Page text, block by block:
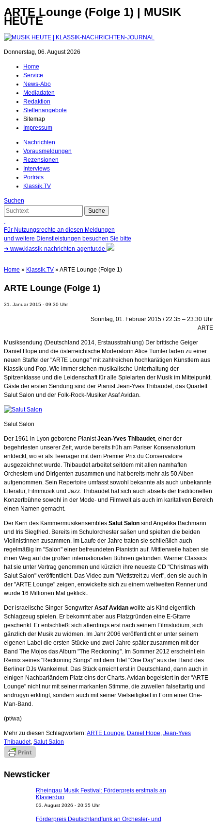
ARTE Lounge (Folge 1) | MUSIK
HEUTE
Donnerstag, 06. August 2026
Home
Service
News-Abo
Mediadaten
Redaktion
Stellenangebote
Sitemap
Impressum
Nachrichten
Vorausmeldungen
Rezensionen
Interviews
Porträts
Klassik.TV
Suchen
Für Nutzungsrechte an diesen Meldungen
und weitere Dienstleistungen besuchen Sie bitte
➜ www.klassik-nachrichten-agentur.de
Home » Klassik.TV » ARTE Lounge (Folge 1)
ARTE Lounge (Folge 1)
31. Januar 2015 - 09:30 Uhr
Sonntag, 01. Februar 2015 / 22:35 – 23:30 Uhr
ARTE
Musiksendung (Deutschland 2014, Erstausstrahlung) Der britische Geiger
Daniel Hope und die österreichische Moderatorin Alice Tumler laden zu einer
neuen Staffel der "ARTE Lounge" mit zahlreichen hochkarätigen Künstlern aus
Klassik und Pop. Wie immer stehen musikalische Unterhaltung der
Spitzenklasse und die Leidenschaft für alle Spielarten der Musik im Mittelpunkt.
Gäste der ersten Sendung sind der Pianist Jean-Yves Thibaudet, das Quartett
Salut Salon und der Folk-Rock-Musiker Asaf Avidan.
Salut Salon
Der 1961 in Lyon geborene PianistJean-Yves Thibaudet, einer der
begehrtesten unserer Zeit, wurde bereits früh am Pariser Konservatorium
entdeckt, wo er als Teenager mit dem Premier Prix du Conservatoire
ausgezeichnet wurde. Thibaudet arbeitet seitdem mit allen namhaften
Orchestern und Dirigenten zusammen und hat bereits mehr als 50 Alben
aufgenommen. Sein Repertoire umfasst sowohl bekannte als auch unbekannte
Literatur, Filmmusik und Jazz. Thibaudet hat sich auch abseits der traditionellen
Konzertbühne sowohl in der Mode- und Filmwelt als auch im karitativen Bereich
einen Namen gemacht.
Der Kern des Kammermusikensembles Salut Salon sind Angelika Bachmann
und Iris Siegfried. Bereits im Schulorchester saßen und spielten die beiden
Violinistinnen zusammen. Im Laufe der Jahre traten sie schließlich auch
regelmäßig im "Salon" einer befreundeten Pianistin auf. Mittlerweile haben sie
ihren Weg auf die großen internationalen Bühnen gefunden. Warner Classics
hat sie unter Vertrag genommen und kürzlich ihre neueste CD "Christmas with
Salut Salon" veröffentlicht. Das Video zum "Wettstreit zu viert", den sie auch in
der "ARTE Lounge" zeigen, entwickelte sich zu einem weltweiten Renner und
wurde 16 Millionen Mal geklickt.
Der israelische Singer-Songwriter Asaf Avidan wollte als Kind eigentlich
Schlagzeug spielen. Er bekommt aber aus Platzgründen eine E-Gitarre
geschenkt. Er entschließt sich allerdings erst nach seinem Filmstudium, sich
gänzlich der Musik zu widmen. Im Jahr 2006 veröffentlicht er unter seinem
eigenen Label die ersten Stücke und zwei Jahre später zusammen mit der
Band The Mojos das Album "The Reckoning". Im Sommer 2012 erscheint ein
Remix seines "Reckoning Songs" mit dem Titel "One Day" aus der Hand des
Berliner DJs Wankelmut. Das Stück erreicht erst in Deutschland, dann auch in
einigen Nachbarländern Platz eins der Charts. Avidan begeistert in der "ARTE
Lounge" nicht nur mit seiner markanten Stimme, die zuweilen falsettartig und
androgyn erklingt, sondern auch mit seiner Vielseitigkeit in Form einer One-
Man-Band.
(pt/wa)
Mehr zu diesen Schlagwörtern:ARTE Lounge, Daniel Hope, Jean-Yves
Thibaudet, Salut Salon
Newsticker
Rheingau Musik Festival: Förderpreis erstmals an
Klavierduo
03. August 2026 - 20:35 Uhr
Förderpreis Deutschlandfunk an Orchester- und